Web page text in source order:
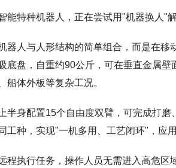
能特种机器人，正在尝试用"机器换人"解
器人与人形结构的简单组合，而是在
底盘，自重约90公斤，可在垂直金属
船体外板等复杂工况。
半身配置15个自由度双臂，可完成打
工种，实现"一机多用、工艺闭环"，应
程执行任务，操作人员无需进入高危